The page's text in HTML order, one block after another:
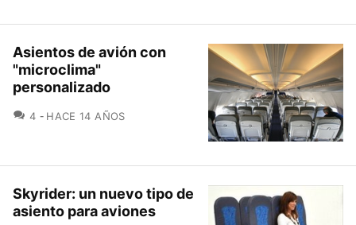
Asientos de avión con
"microclima"
personalizado
4 COMENTARIOS
HACE 14 AÑOS
Skyrider: un nuevo tipo de
asiento para aviones